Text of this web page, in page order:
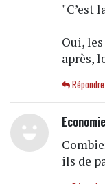
"C’est
Oui,
après,
Répondre
Economie
ils de